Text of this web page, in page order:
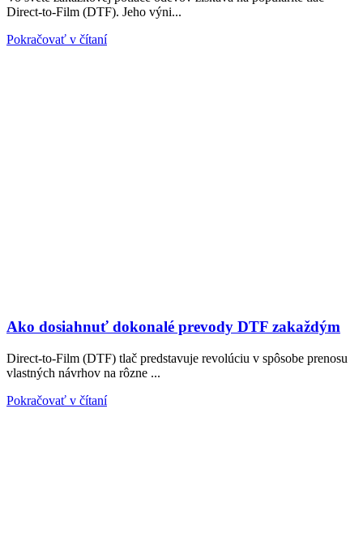
Direct-to-Film (DTF). Jeho výni...
Pokračovať v čítaní
Ako dosiahnuť dokonalé prevody DTF zakaždým
Direct-to-Film (DTF) tlač predstavuje revolúciu v spôsobe prenosu
vlastných návrhov na rôzne ...
Pokračovať v čítaní